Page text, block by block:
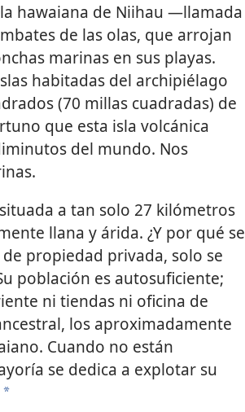
hawaiana de Niihau —llamada
de las olas, que arrojan
marinas en sus playas.
habitadas del archipiélago
(70 millas cuadradas) de
que esta isla volcánica
del mundo. Nos
a tan solo 27 kilómetros
llana y árida. ¿Y por qué se
propiedad privada, solo se
población es autosuficiente;
ni tiendas ni oficina de
los aproximadamente
Cuando no están
se dedica a explotar su
*